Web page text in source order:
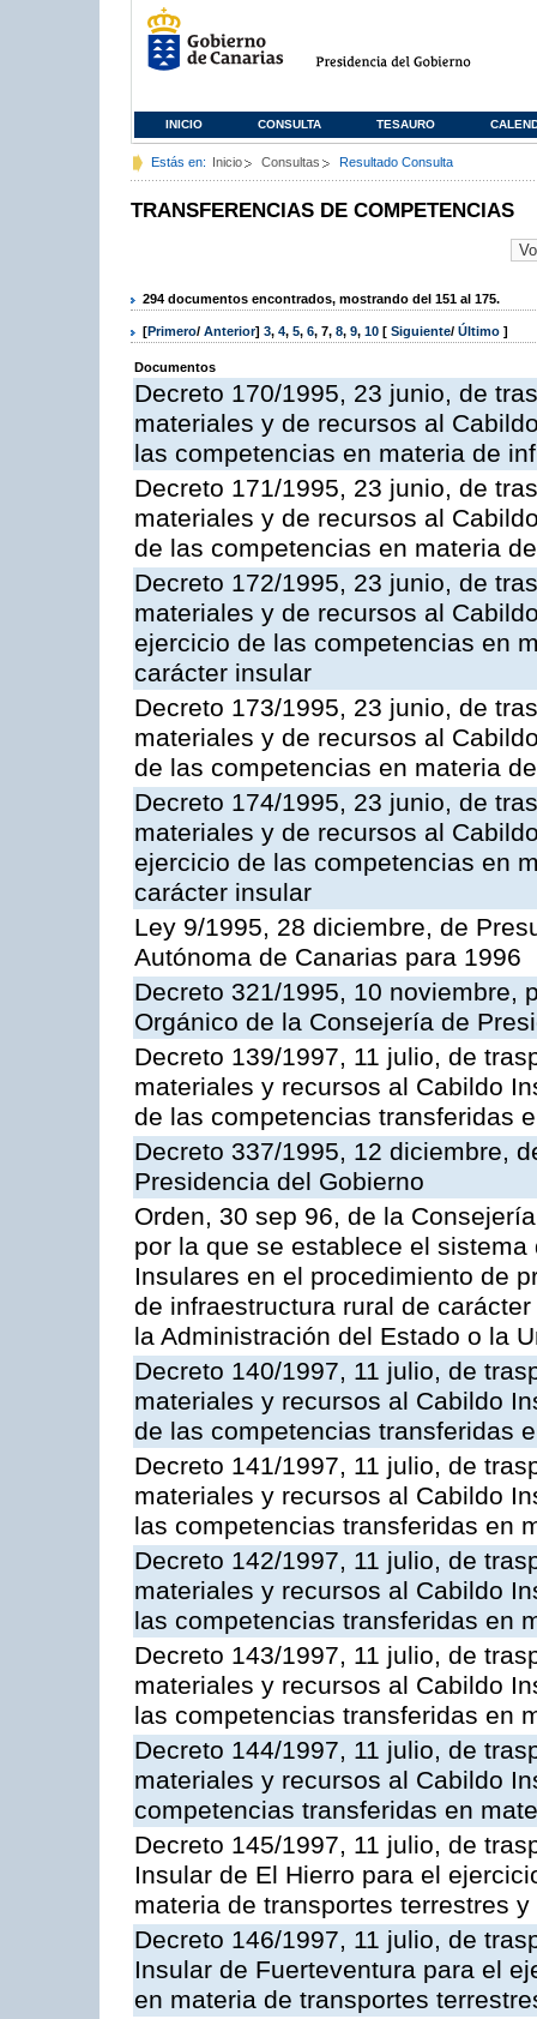
INICIO CONSULTA TESAURO
Estás en: Inicio Consultas Resultado Consulta
TRANSFERENCIAS DE COMPETENCIAS
294 documentos encontrados, mostrando del 151 al 175.
[Primero/ Anterior] 3, 4, 5, 6, 7, 8, 9, 10 [ Siguiente/ Último ]
Documentos
Decreto 170/1995, 23 junio, de
materiales y de recursos al
las competencias en materia de
Decreto 171/1995, 23 junio, de
materiales y de recursos al
de las competencias en materia
Decreto 172/1995, 23 junio, de
materiales y de recursos al
ejercicio de las competencias en
carácter insular
Decreto 173/1995, 23 junio, de
materiales y de recursos al
de las competencias en materia
Decreto 174/1995, 23 junio, de
materiales y de recursos al
ejercicio de las competencias en
carácter insular
Ley 9/1995, 28 diciembre, de
Autónoma de Canarias para 1996
Decreto 321/1995, 10 noviembre,
Orgánico de la Consejería de
Decreto 139/1997, 11 julio, de
materiales y recursos al Cabildo
de las competencias transferidas
Decreto 337/1995, 12 diciembre,
Presidencia del Gobierno
Orden, 30 sep 96, de la
por la que se establece el
Insulares en el procedimiento de
de infraestructura rural de
la Administración del Estado o la
Decreto 140/1997, 11 julio, de
materiales y recursos al Cabildo
de las competencias transferidas
Decreto 141/1997, 11 julio, de
materiales y recursos al Cabildo
las competencias transferidas en
Decreto 142/1997, 11 julio, de
materiales y recursos al Cabildo
las competencias transferidas en
Decreto 143/1997, 11 julio, de
materiales y recursos al Cabildo
las competencias transferidas en
Decreto 144/1997, 11 julio, de
materiales y recursos al Cabildo
competencias transferidas en
Decreto 145/1997, 11 julio, de
Insular de El Hierro para el
materia de transportes terrestres
Decreto 146/1997, 11 julio, de
Insular de Fuerteventura para el
en materia de transportes